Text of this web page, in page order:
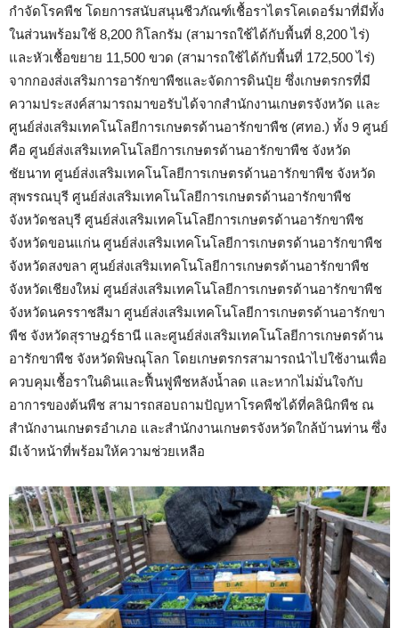
กำจัดโรคพืช โดยการสนับสนุนชีวภัณฑ์เชื้อราไตรโคเดอร์มาที่มีทั้ง
ในส่วนพร้อมใช้ 8,200 กิโลกรัม (สามารถใช้ได้กับพื้นที่ 8,200 ไร่)
และหัวเชื้อขยาย 11,500 ขวด (สามารถใช้ได้กับพื้นที่ 172,500 ไร่)
จากกองส่งเสริมการอารักขาพืชและจัดการดินปุ๋ย ซึ่งเกษตรกรที่มี
ความประสงค์สามารถมาขอรับได้จากสำนักงานเกษตรจังหวัด และ
ศูนย์ส่งเสริมเทคโนโลยีการเกษตรด้านอารักขาพืช (ศทอ.) ทั้ง 9 ศูนย์
คือ ศูนย์ส่งเสริมเทคโนโลยีการเกษตรด้านอารักขาพืช จังหวัด
ชัยนาท ศูนย์ส่งเสริมเทคโนโลยีการเกษตรด้านอารักขาพืช จังหวัด
สุพรรณบุรี ศูนย์ส่งเสริมเทคโนโลยีการเกษตรด้านอารักขาพืช
จังหวัดชลบุรี ศูนย์ส่งเสริมเทคโนโลยีการเกษตรด้านอารักขาพืช
จังหวัดขอนแก่น ศูนย์ส่งเสริมเทคโนโลยีการเกษตรด้านอารักขาพืช
จังหวัดสงขลา ศูนย์ส่งเสริมเทคโนโลยีการเกษตรด้านอารักขาพืช
จังหวัดเชียงใหม่ ศูนย์ส่งเสริมเทคโนโลยีการเกษตรด้านอารักขาพืช
จังหวัดนครราชสีมา ศูนย์ส่งเสริมเทคโนโลยีการเกษตรด้านอารักขา
พืช จังหวัดสุราษฎร์ธานี และศูนย์ส่งเสริมเทคโนโลยีการเกษตรด้าน
อารักขาพืช จังหวัดพิษณุโลก โดยเกษตรกรสามารถนำไปใช้งานเพื่อ
ควบคุมเชื้อราในดินและฟื้นฟูพืชหลังน้ำลด และหากไม่มั่นใจกับ
อาการของต้นพืช สามารถสอบถามปัญหาโรคพืชได้ที่คลินิกพืช ณ
สำนักงานเกษตรอำเภอ และสำนักงานเกษตรจังหวัดใกล้บ้านท่าน ซึ่ง
มีเจ้าหน้าที่พร้อมให้ความช่วยเหลือ